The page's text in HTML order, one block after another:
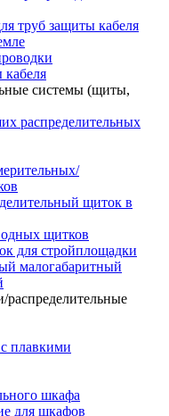
труб защиты кабеля
системы (щиты,
распределительных
щиток в
щитков
для стройплощадки
малогабаритный
распределительные
плавкими
шкафа
для шкафов